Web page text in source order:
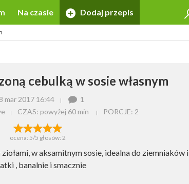
Na czasie Dodaj przepis
cebulką w sosie własnym
mar 2017 16:44
1
CZAS: powyżej 60 min PORCJE: 2
ocena: 5/5 głosów: 2
w aksamitnym sosie, idealna do ziemniaków i
, banalnie i smacznie